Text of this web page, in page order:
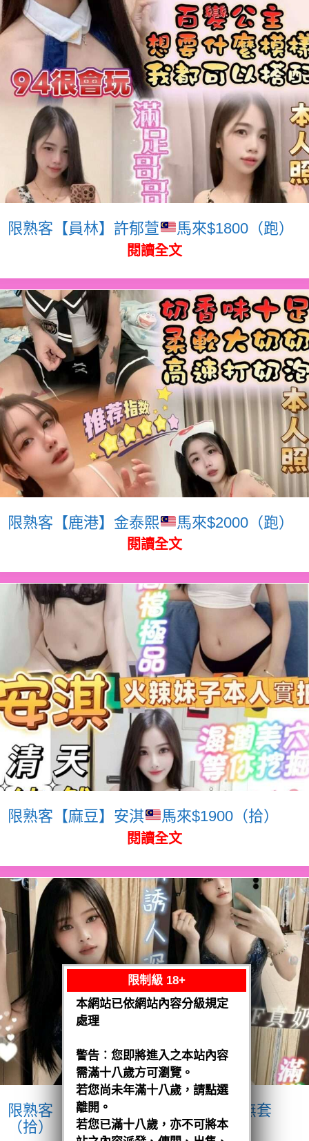
限熟客【員林】許郁萱 馬來$1800（跑）
閱讀全文
限熟客【鹿港】金泰熙 馬來$2000（跑）
閱讀全文
限熟客【麻豆】安淇 馬來$1900（拾）
閱讀全文
限熟客【麻豆】奶妹
馬來$1900 .無套
（拾）
限制級 18+
本網站已依網站內容分級規定
處理
警告︰您即將進入之本站內容
需滿十八歲方可瀏覽。
若您尚未年滿十八歲，請點選
離開。
若您已滿十八歲，亦不可將本